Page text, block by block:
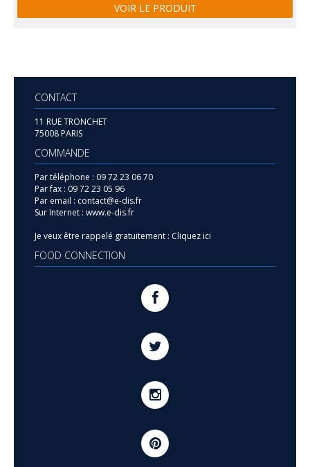
VOIR LE PRODUIT
CONTACT
11 RUE TRONCHET
75008 PARIS
COMMANDE
Par téléphone : 09 72 23 06 70
Par fax : 09 72 23 05 96
Par email : contact@e-dis.fr
Sur Internet : www.e-dis.fr
Je veux être rappelé gratuitement : Cliquez ici
FOOD CONNECTION